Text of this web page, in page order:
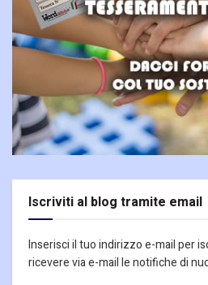
Iscriviti al blog tramite email
Inserisci il tuo indirizzo e-mail per
ricevere via e-mail le notifiche di